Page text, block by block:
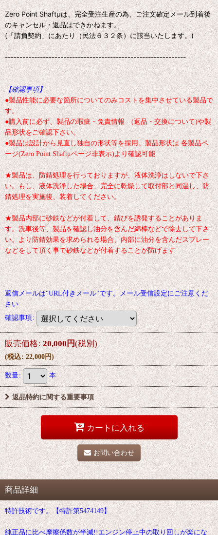
Zero Point Shaftμは、完全受注生産の為、ご注文確定メール到着後
のキャンセル・返品はできかねます。
(「請負契約」にあたり（民法６３２条）に該当いたします。)
--------------------------------------------------------------
【確認事項】
●製品性能に必要な箇所についてのみコストを集中させている製品で
す。
●購入前に必ず、製品の瑕疵・免責情報 (返品・交換について)や製
品形状をご確認下さい。
●製品は設計から見直し独自の形状等を採用。製品形状は 各製品ペ
ージ(Zero Point Shaftμページ非表示)より確認可能
★製品は、防錆処理を行っておりますが、液体洗浄はしないで下さ
い。もし、液体洗浄した場合、完全に乾燥して取付部と同温し、防
錆処理を実施後、装着してください。
★製品内部に砂鉄などが付着して、錆びを誘発することがありま
す。洗車後等、製品を確認し油分を含んだ綿棒などで除去して下さ
い。より防錆効果を求められる場合、内部に油分を含んだスプレー
などをして頂く事で砂鉄などが付着することが防げます
返信メールは"URL付きメール"です。メール受信設定にご注意くだ
さい
確認事項:
販売価格: 20,000円(税別)
(税込: 22,000円)
数量: 本
返品特約に関する重要事項
カートに入れる
お問い合わせ
商品詳細
特許技術です。【特許第5474149】
純正品に比べ摩擦係数が半減!!エンジン停止中の取り回しが楽にな